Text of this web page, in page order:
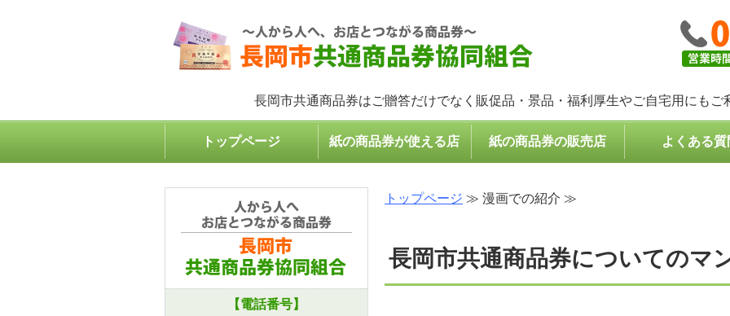
コンパクトなプレゼント
長岡市共通商品券はご贈答だけでなく販促品・景品・福利厚生やご自宅用にもご
トップページ 紙の商品券が使える店 紙の商品券の販売店 よくある質
トップページ ≫ 漫画での紹介 ≫
長岡市共通商品券についてのマ
【電話番号】